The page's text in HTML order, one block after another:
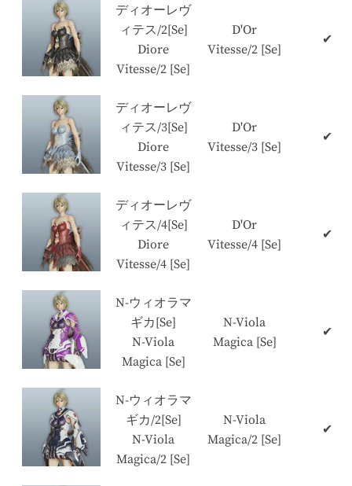
ディオーレヴ
ィテス/2[Se]
Diore
Vitesse/2 [Se]
D'Or
Vitesse/2 [Se]
✔
ディオーレヴ
ィテス/3[Se]
Diore
Vitesse/3 [Se]
D'Or
Vitesse/3 [Se]
✔
ディオーレヴ
ィテス/4[Se]
Diore
Vitesse/4 [Se]
D'Or
Vitesse/4 [Se]
✔
N-ウィオラマ
ギカ[Se]
N-Viola
Magica [Se]
N-Viola
Magica [Se]
✔
N-ウィオラマ
ギカ/2[Se]
N-Viola
Magica/2 [Se]
N-Viola
Magica/2 [Se]
✔